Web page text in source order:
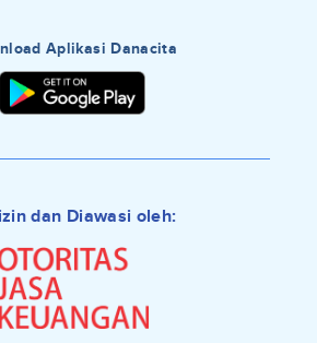
Aplikasi Danacita
dan Diawasi oleh: